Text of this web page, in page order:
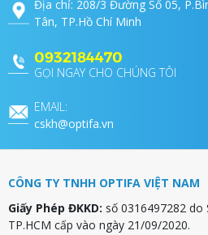
Địa chỉ: 208/3 Đường Số 05,
Tân, TP.Hồ Chí Minh
0932184470
GỌI NGAY CHO CHÚNG TÔI
EMAIL:
cskh@optifa.vn
CÔNG TY TNHH OPTIFA VIỆT NAM
Giấy Phép ĐKKD: số 0316497282
TP.HCM cấp vào ngày 21/09/2020.